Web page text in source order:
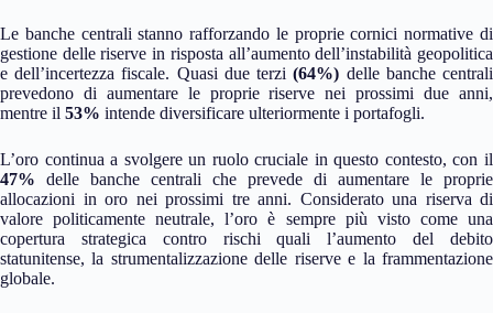
Le banche centrali stanno rafforzando le proprie cornici normative di
gestione delle riserve in risposta all’aumento dell’instabilità geopolitica
e dell’incertezza fiscale. Quasi due terzi(64%) delle banche centrali
prevedono di aumentare le proprie riserve nei prossimi due anni,
mentre il 53% intende diversificare ulteriormente i portafogli.
L’oro continua a svolgere un ruolo cruciale in questo contesto, con il
47% delle banche centrali che prevede di aumentare le proprie
allocazioni in oro nei prossimi tre anni. Considerato una riserva di
valore politicamente neutrale, l’oro è sempre più visto come una
copertura strategica contro rischi quali l’aumento del debito
statunitense, la strumentalizzazione delle riserve e la frammentazione
globale.